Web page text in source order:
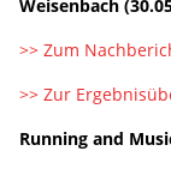
Weisenbach
>> Zum
>> Zur
Running and